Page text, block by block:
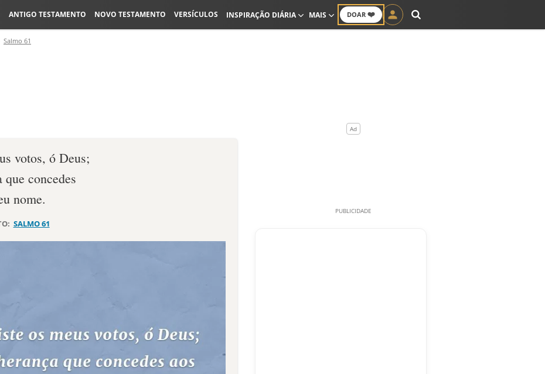
DOAR ❤️
ANTIGO TESTAMENTO NOVO TESTAMENTO VERSÍCULOS INSPIRAÇÃO DIÁRIA MAIS
Salmo 61
votos, ó Deus;
que concedes
nome.
SALMO 61